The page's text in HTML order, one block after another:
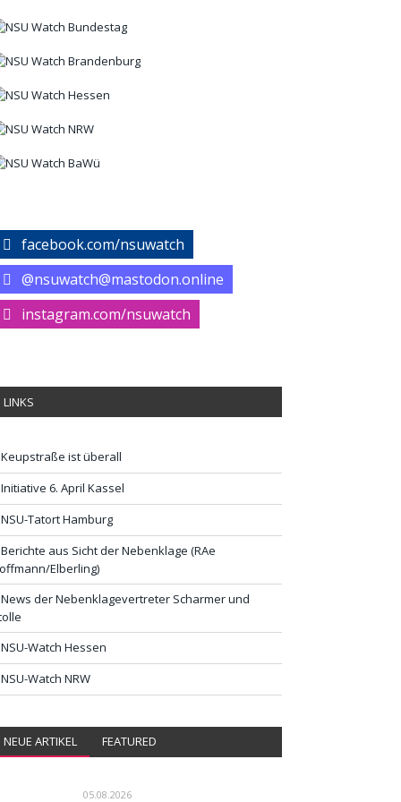
facebook.com/nsuwatch
@nsuwatch@mastodon.online
instagram.com/nsuwatch
LINKS
Keupstraße ist überall
Initiative 6. April Kassel
NSU-Tatort Hamburg
Berichte aus Sicht der Nebenklage (RAe
Elberling)
News der Nebenklagevertreter Scharmer und
NSU-Watch Hessen
NSU-Watch NRW
NEUE ARTIKEL FEATURED
05.08.2026